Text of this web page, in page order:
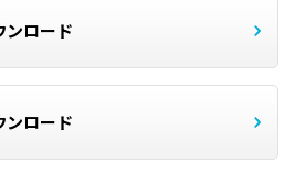
ンロード
ンロード